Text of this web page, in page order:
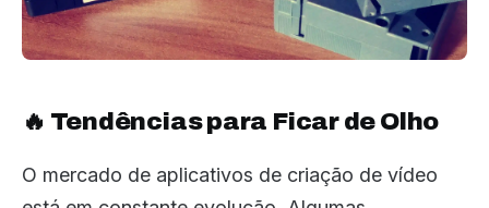
🔥 Tendências para Ficar de Olho
O mercado de aplicativos de criação de vídeo